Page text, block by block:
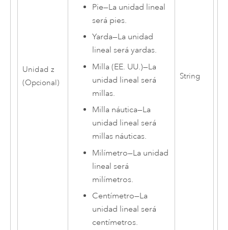
Unidad z
(Opcional)
Pie—La unidad lineal
será pies.
Yarda—La unidad
lineal será yardas.
Milla (EE. UU.)—La
unidad lineal será
millas.
Milla náutica—La
unidad lineal será
millas náuticas.
Milímetro—La unidad
lineal será
milímetros.
Centímetro—La
unidad lineal será
centímetros.
String